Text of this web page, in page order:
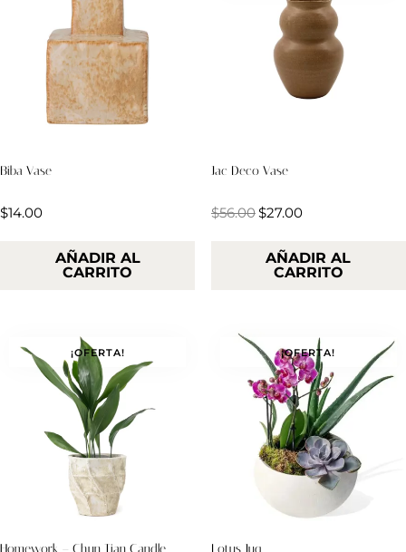
Biba Vase
Valorado
en
$14.00
AÑADIR AL
CARRITO
Jac Deco Vase
Valorado
en
$56.00$27.00
AÑADIR AL
CARRITO
¡OFERTA! ¡OFERTA!